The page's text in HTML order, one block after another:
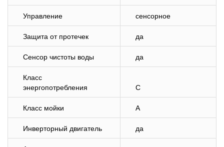
Управление сенсорное
Защита от протечек да
Сенсор чистоты воды да
Класс
энергопотребления
C
Класс мойки A
Инверторный двигатель да